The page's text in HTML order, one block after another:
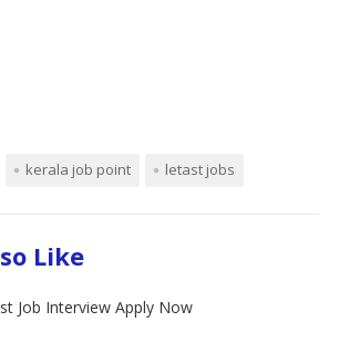
kerala job point letast jobs
Like
Job Interview Apply Now